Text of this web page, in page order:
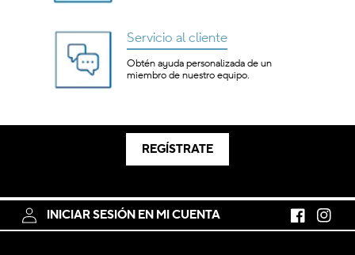
Servicio al cliente
Obtén ayuda personalizada de un
miembro de nuestro equipo.
REGÍSTRATE
INICIAR SESIÓN EN MI CUENTA Facebook